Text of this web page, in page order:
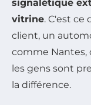
signalétique
vitrine. C'est ce
client, un
comme Nantes,
les gens sont
la différence.